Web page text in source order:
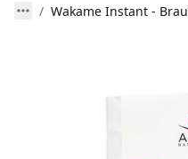
Wakame Instant -